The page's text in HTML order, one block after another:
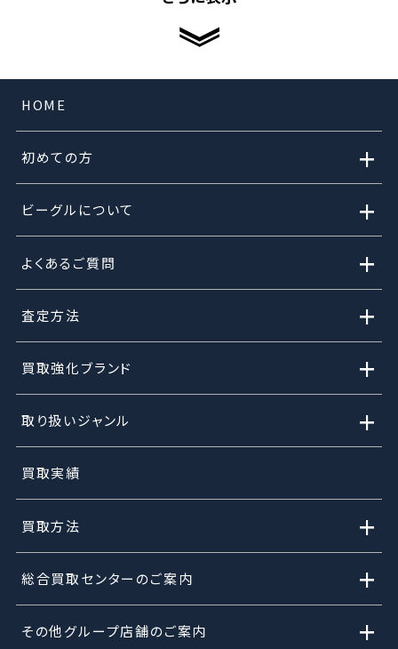
HOME
初めての方 +
ビーグルについて +
よくあるご質問 +
査定方法 +
買取強化ブランド +
取り扱いジャンル +
買取実績
買取方法 +
総合買取センターのご案内 +
その他グループ店舗のご案内 +